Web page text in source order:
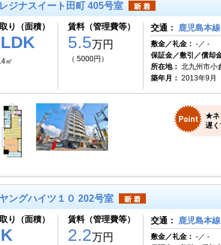
ジナスイート田町 405号室
り（面積）
㎡
賃料（管理費等）
5.5万円
（ 5000円）
交通： 鹿児島本
敷金／礼金： -／ -
保証金／敷引／償却
所在地： 北九州市小
築年月： 2013年9月
★ネ
遅
ングハイツ１０ 202号室
り（面積） 賃料（管理費等）
2.2万円
交通： 鹿児島本
敷金／礼金： -／ -